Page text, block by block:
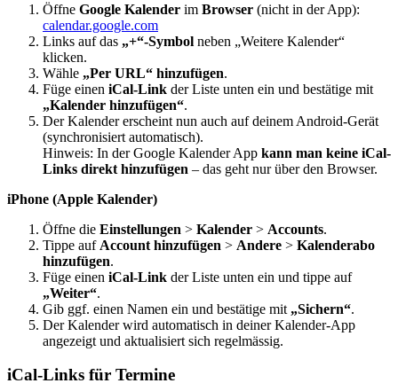
Öffne Google Kalender im Browser (nicht in der App):
calendar.google.com
Links auf das „+“-Symbol neben „Weitere Kalender“
klicken.
Wähle „Per URL“ hinzufügen.
Füge einen iCal-Link der Liste unten ein und bestätige mit
„Kalender hinzufügen“.
Der Kalender erscheint nun auch auf deinem Android-Gerät
(synchronisiert automatisch).
Hinweis: In der Google Kalender App kann man keine iCal-
Links direkt hinzufügen – das geht nur über den Browser.
iPhone (Apple Kalender)
Öffne die Einstellungen > Kalender > Accounts.
Tippe auf Account hinzufügen > Andere > Kalenderabo
hinzufügen.
Füge einen iCal-Link der Liste unten ein und tippe auf
„Weiter“.
Gib ggf. einen Namen ein und bestätige mit „Sichern“.
Der Kalender wird automatisch in deiner Kalender-App
angezeigt und aktualisiert sich regelmässig.
iCal-Links für Termine